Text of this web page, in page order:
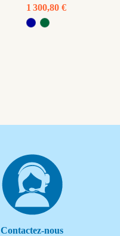
1 300,80 €
Contactez-nous